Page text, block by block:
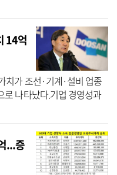
룹 총수일가 3·4세 중 그
14억
치가 조선·기계·설비 업종
로 나타났다.기업 경영성과
르면 이재경 (주)두산 부회
...증